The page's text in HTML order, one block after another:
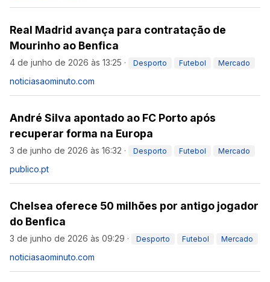
Real Madrid avança para contratação de
Mourinho ao Benfica
4 de junho de 2026 às 13:25 · Desporto Futebol Mercado
noticiasaominuto.com
André Silva apontado ao FC Porto após
recuperar forma na Europa
3 de junho de 2026 às 16:32 · Desporto Futebol Mercado
publico.pt
Chelsea oferece 50 milhões por antigo jogador
do Benfica
3 de junho de 2026 às 09:29 · Desporto Futebol Mercado
noticiasaominuto.com